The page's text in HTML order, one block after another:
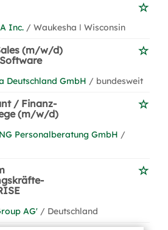
Inc. / Waukesha ǀ Wisconsin
(m/w/d)
Deutschland GmbH / bundesweit
/ Finanz-
(m/w/d)
Personalberatung GmbH /
AG' / Deutschland